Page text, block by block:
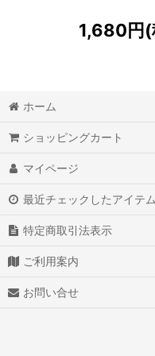
1,680円
ホーム
ショッピングカート
マイページ
最近チェックしたアイテム
特定商取引法表示
ご利用案内
お問い合せ